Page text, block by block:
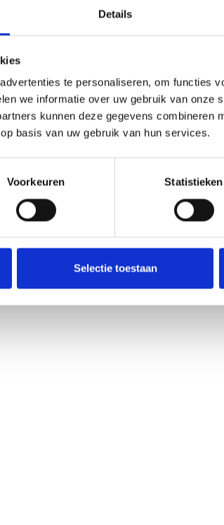
Details
te personaliseren, om functies
we informatie over uw gebruik van onze
kunnen deze gegevens combineren
basis van uw gebruik van hun services.
Voorkeuren Statistieken
Selectie toestaan
zijn bij de wedstrijd van ons vaandel team tegen
melden bij de business ruimte waar je wordt
en oma’s van harte welkom. Wij wensen jou en